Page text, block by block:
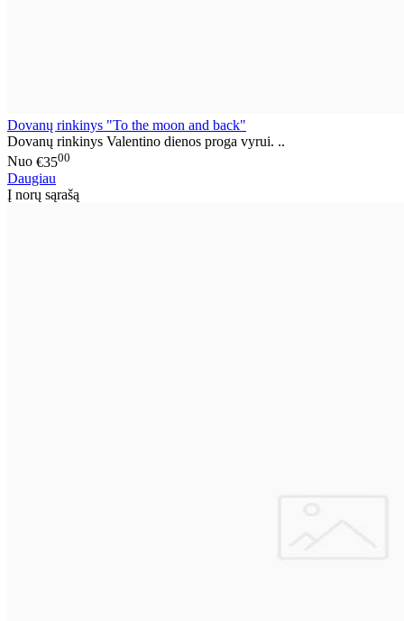
Dovanų rinkinys "To the moon and back"
Dovanų rinkinys Valentino dienos proga vyrui. ..
Nuo €3500
Daugiau
Į norų sąrašą